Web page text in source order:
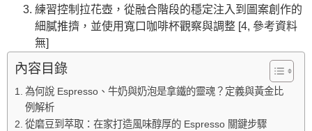
練習控制拉花壺，從融合階段的穩定注入到圖案創作的
細膩推擠，並使用寬口咖啡杯觀察與調整 [4, 參考資料
無]
內容目錄
為何說 Espresso、牛奶與奶泡是拿鐵的靈魂？定義與黃金比
例解析
從磨豆到萃取：在家打造風味醇厚的 Espresso 關鍵步驟